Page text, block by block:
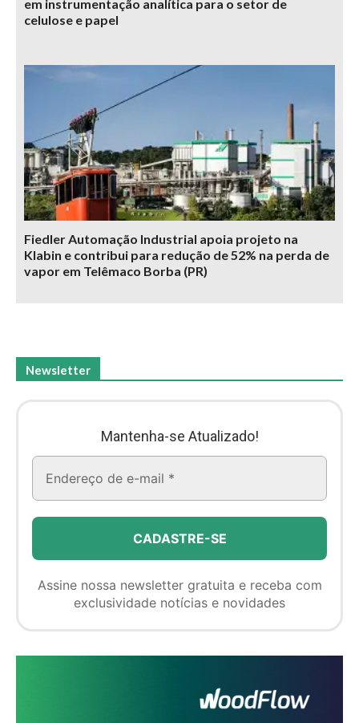
em instrumentação analítica para o setor de
celulose e papel
Fiedler Automação Industrial apoia projeto na
Klabin e contribui para redução de 52% na perda de
vapor em Telêmaco Borba (PR)
Newsletter
Mantenha-se Atualizado!
Assine nossa newsletter gratuita e receba com
exclusividade notícias e novidades